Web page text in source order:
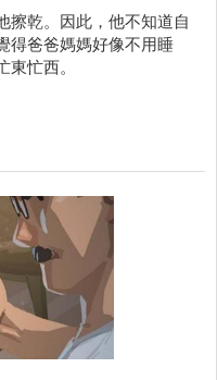
擦乾。因此，他不知道自
得爸爸媽媽好像不用睡
忙西。